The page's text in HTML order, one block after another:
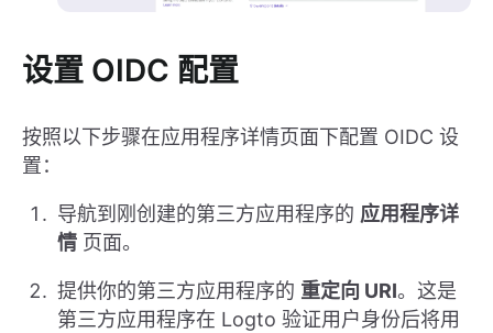
设置 OIDC 配置
按照以下步骤在应用程序详情页面下配置 OIDC 设
置：
导航到刚创建的第三方应用程序的 应用程序详
情 页面。
提供你的第三方应用程序的 重定向 URI。这是
第三方应用程序在 Logto 验证用户身份后将用